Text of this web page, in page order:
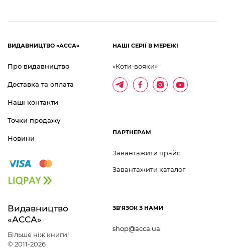
Видавництво
«АССА»
Більше ніж книги!
© 2011-2026
ЗВ'ЯЗОК З НАМИ
shop@acca.ua
ВИДАВНИЦТВО «АССА»
Про видавництво
Доставка та оплата
Наші контакти
Точки продажу
Новини
НАШІ СЕРІЇ В МЕРЕЖІ
«Коти-вояки»
ПАРТНЕРАМ
Завантажити прайс
Завантажити каталог